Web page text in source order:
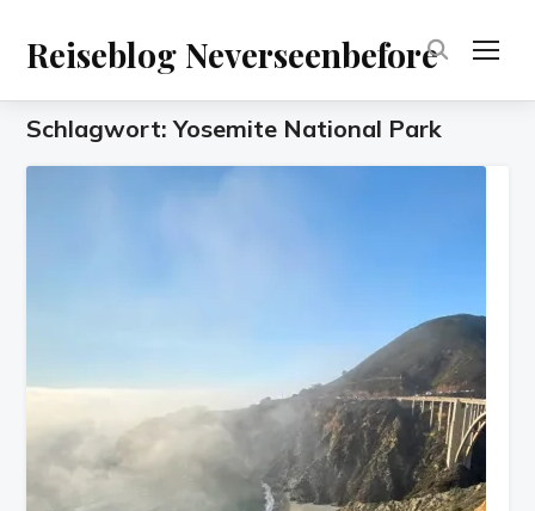
Reiseblog Neverseenbefore
Schlagwort:Yosemite National Park